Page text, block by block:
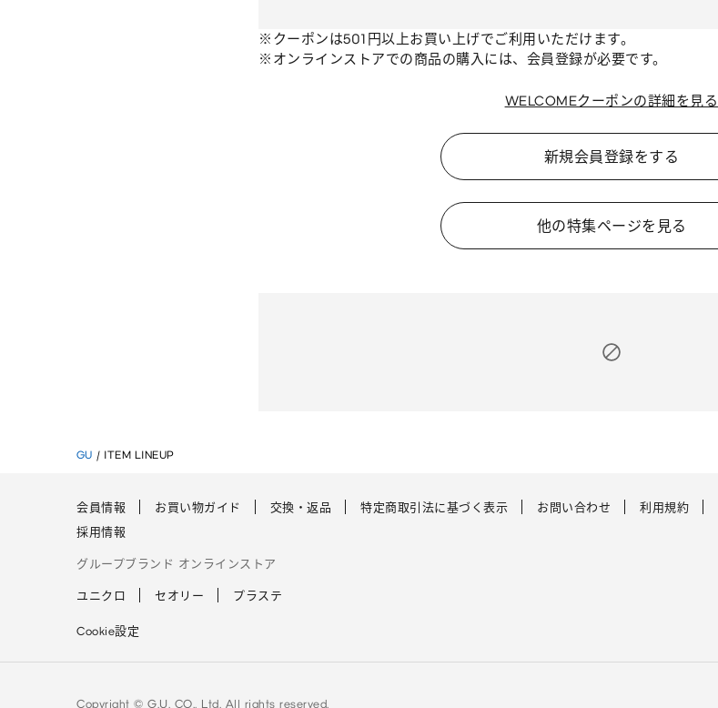
※クーポンは501円以上お買い上げでご利用いただけます。
※オンラインストアでの商品の購入には、会員登録が必要です。
WELCOMEクーポンの詳細を見る
新規会員登録をする
他の特集ページを見る
GU / ITEM LINEUP
会員情報 お買い物ガイド 交換・返品 特定商取引法に基づく表示 お問い合わせ 利用規約
採用情報
グループブランド オンラインストア
ユニクロ セオリー プラステ
Cookie設定
Copyright © G.U. CO., Ltd. All rights reserved.